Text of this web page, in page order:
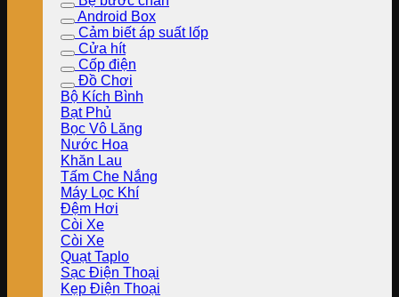
Android Box
Cảm biết áp suất lốp
Cửa hít
Cốp điện
Đồ Chơi
Bộ Kích Bình
Bạt Phủ
Bọc Vô Lăng
Nước Hoa
Khăn Lau
Tấm Che Nắng
Máy Lọc Khí
Đệm Hơi
Còi Xe
Còi Xe
Quạt Taplo
Sạc Điện Thoại
Kẹp Điện Thoại